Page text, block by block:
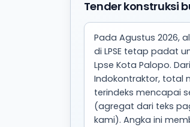
Tender konstruksi
Pada Agustus 2026,
di LPSE tetap padat
Lpse Kota Palopo.
Indokontraktor, total
terindeks mencapai
(agregat dari teks
kami). Angka ini